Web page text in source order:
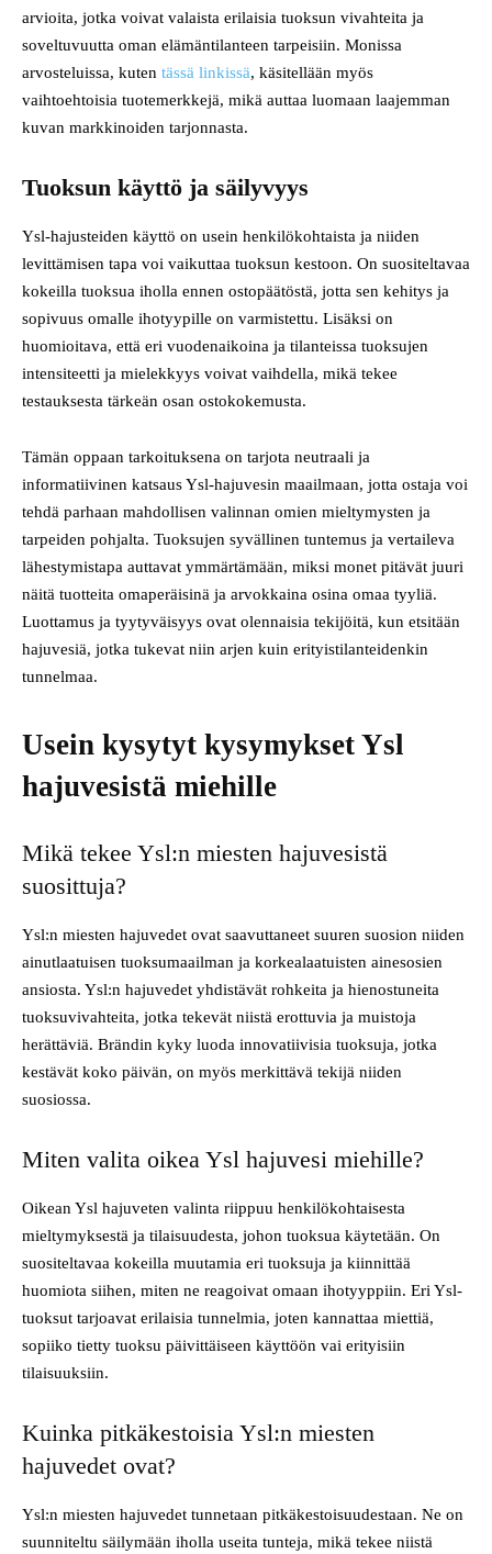
arvioita, jotka voivat valaista erilaisia tuoksun vivahteita ja
soveltuvuutta oman elämäntilanteen tarpeisiin. Monissa
arvosteluissa, kuten tässä linkissä, käsitellään myös
vaihtoehtoisia tuotemerkkejä, mikä auttaa luomaan laajemman
kuvan markkinoiden tarjonnasta.
Tuoksun käyttö ja säilyvyys
Ysl-hajusteiden käyttö on usein henkilökohtaista ja niiden
levittämisen tapa voi vaikuttaa tuoksun kestoon. On suositeltavaa
kokeilla tuoksua iholla ennen ostopäätöstä, jotta sen kehitys ja
sopivuus omalle ihotyypille on varmistettu. Lisäksi on
huomioitava, että eri vuodenaikoina ja tilanteissa tuoksujen
intensiteetti ja mielekkyys voivat vaihdella, mikä tekee
testauksesta tärkeän osan ostokokemusta.
Tämän oppaan tarkoituksena on tarjota neutraali ja
informatiivinen katsaus Ysl-hajuvesin maailmaan, jotta ostaja voi
tehdä parhaan mahdollisen valinnan omien mieltymysten ja
tarpeiden pohjalta. Tuoksujen syvällinen tuntemus ja vertaileva
lähestymistapa auttavat ymmärtämään, miksi monet pitävät juuri
näitä tuotteita omaperäisinä ja arvokkaina osina omaa tyyliä.
Luottamus ja tyytyväisyys ovat olennaisia tekijöitä, kun etsitään
hajuvesiä, jotka tukevat niin arjen kuin erityistilanteidenkin
tunnelmaa.
Usein kysytyt kysymykset Ysl
hajuvesistä miehille
Mikä tekee Ysl:n miesten hajuvesistä
suosittuja?
Ysl:n miesten hajuvedet ovat saavuttaneet suuren suosion niiden
ainutlaatuisen tuoksumaailman ja korkealaatuisten ainesosien
ansiosta. Ysl:n hajuvedet yhdistävät rohkeita ja hienostuneita
tuoksuvivahteita, jotka tekevät niistä erottuvia ja muistoja
herättäviä. Brändin kyky luoda innovatiivisia tuoksuja, jotka
kestävät koko päivän, on myös merkittävä tekijä niiden
suosiossa.
Miten valita oikea Ysl hajuvesi miehille?
Oikean Ysl hajuveten valinta riippuu henkilökohtaisesta
mieltymyksestä ja tilaisuudesta, johon tuoksua käytetään. On
suositeltavaa kokeilla muutamia eri tuoksuja ja kiinnittää
huomiota siihen, miten ne reagoivat omaan ihotyyppiin. Eri Ysl-
tuoksut tarjoavat erilaisia tunnelmia, joten kannattaa miettiä,
sopiiko tietty tuoksu päivittäiseen käyttöön vai erityisiin
tilaisuuksiin.
Kuinka pitkäkestoisia Ysl:n miesten
hajuvedet ovat?
Ysl:n miesten hajuvedet tunnetaan pitkäkestoisuudestaan. Ne on
suunniteltu säilymään iholla useita tunteja, mikä tekee niistä